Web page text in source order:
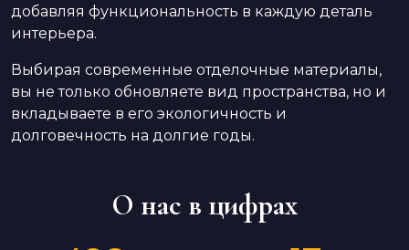
добавляя функциональность в каждую деталь
интерьера.
Выбирая современные отделочные материалы,
вы не только обновляете вид пространства, но и
вкладываете в его экологичность и
долговечность на долгие годы.
О нас в цифрах